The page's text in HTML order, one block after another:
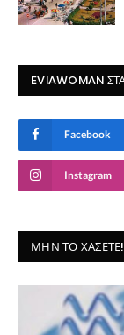
EVIAWOMAN
Facebook
Instagram
ΜΗΝ ΤΟ ΧΆΣΕΤΕ!